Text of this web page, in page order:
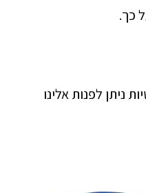
כך.
ניתן לפנות אלינו